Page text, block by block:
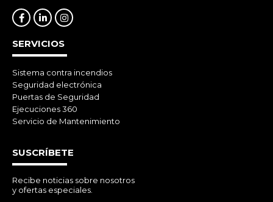
SERVICIOS
Sistema contra incendios
Seguridad electrónica
Puertas de Seguridad
Ejecuciones 360
Servicio de Mantenimiento
SUSCRÍBETE
Recibe noticias sobre nosotros
y ofertas especiales.